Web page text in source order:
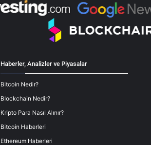
Haberler, Analizler ve Piyasalar
Bitcoin Nedir?
Blockchain Nedir?
Kripto Para Nasıl Alınır?
Bitcoin Haberleri
Ethereum Haberleri